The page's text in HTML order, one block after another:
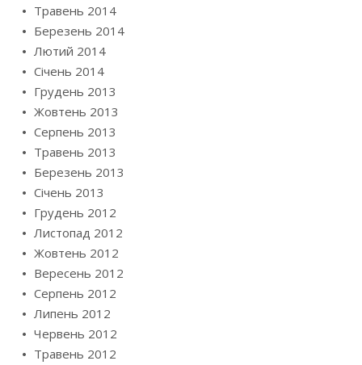
Травень 2014
Березень 2014
Лютий 2014
Січень 2014
Грудень 2013
Жовтень 2013
Серпень 2013
Травень 2013
Березень 2013
Січень 2013
Грудень 2012
Листопад 2012
Жовтень 2012
Вересень 2012
Серпень 2012
Липень 2012
Червень 2012
Травень 2012